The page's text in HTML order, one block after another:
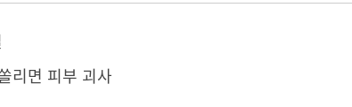
리면 피부 괴사